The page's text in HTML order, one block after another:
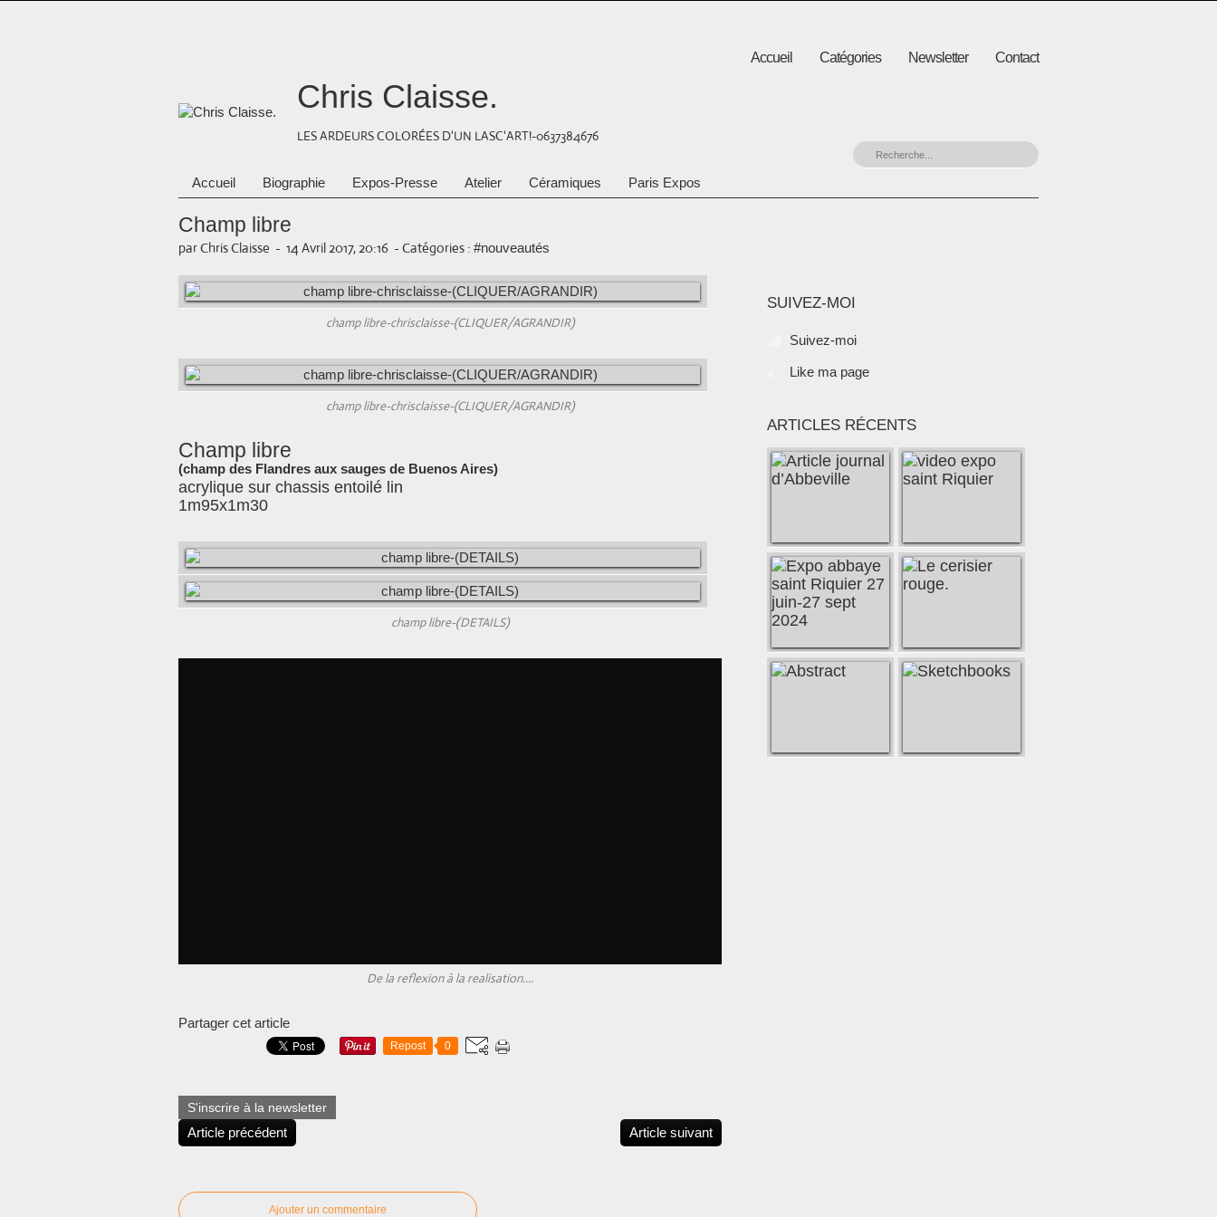
Accueil Catégories Newsletter Contact
Chris Claisse.
LES ARDEURS COLORÉES D'UN LASC'ART!-0637384676
Accueil Biographie Expos-Presse Atelier Céramiques Paris Expos
Champ libre
par Chris Claisse - 14 Avril 2017, 20:16 - Catégories : #nouveautés
champ libre-chrisclaisse-(CLIQUER/AGRANDIR)
champ libre-chrisclaisse-(CLIQUER/AGRANDIR)
Champ libre
(champ des Flandres aux sauges de Buenos Aires)
acrylique sur chassis entoilé lin
1m95x1m30
champ libre-(DETAILS)
De la reflexion à la realisation....
Partager cet article
Repost 0
S'inscrire à la newsletter
Article précédent Article suivant
Ajouter un commentaire
SUIVEZ-MOI
Suivez-moi
Like ma page
ARTICLES RÉCENTS